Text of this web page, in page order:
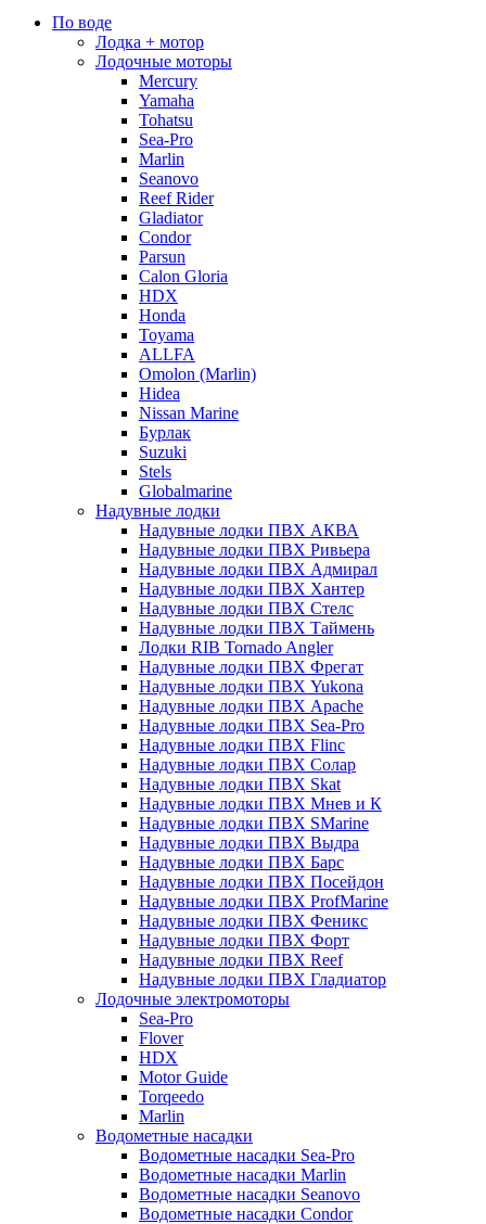
По воде
Лодка + мотор
Лодочные моторы
Mercury
Yamaha
Tohatsu
Sea-Pro
Marlin
Seanovo
Reef Rider
Gladiator
Condor
Parsun
Calon Gloria
HDX
Honda
Toyama
ALLFA
Omolon (Marlin)
Hidea
Nissan Marine
Бурлак
Suzuki
Stels
Globalmarine
Надувные лодки
Надувные лодки ПВХ АКВА
Надувные лодки ПВХ Ривьера
Надувные лодки ПВХ Адмирал
Надувные лодки ПВХ Хантер
Надувные лодки ПВХ Стелс
Надувные лодки ПВХ Таймень
Лодки RIB Tornado Angler
Надувные лодки ПВХ Фрегат
Надувные лодки ПВХ Yukona
Надувные лодки ПВХ Apache
Надувные лодки ПВХ Sea-Pro
Надувные лодки ПВХ Flinc
Надувные лодки ПВХ Солар
Надувные лодки ПВХ Skat
Надувные лодки ПВХ Мнев и К
Надувные лодки ПВХ SMarine
Надувные лодки ПВХ Выдра
Надувные лодки ПВХ Барс
Надувные лодки ПВХ Посейдон
Надувные лодки ПВХ ProfMarine
Надувные лодки ПВХ Феникс
Надувные лодки ПВХ Форт
Надувные лодки ПВХ Reef
Надувные лодки ПВХ Гладиатор
Лодочные электромоторы
Sea-Pro
Flover
HDX
Motor Guide
Torqeedo
Marlin
Водометные насадки
Водометные насадки Sea-Pro
Водометные насадки Marlin
Водометные насадки Seanovo
Водометные насадки Condor